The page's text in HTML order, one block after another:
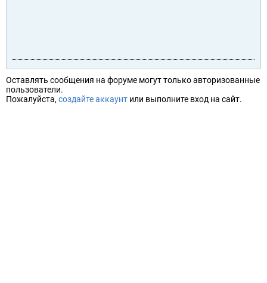
Оставлять сообщения на форуме могут только авторизованные
пользователи.
Пожалуйста, создайте аккаунт или выполните вход на сайт.